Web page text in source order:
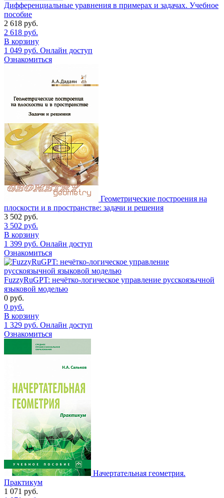
Дифференциальные уравнения в примерах и задачах. Учебное
пособие
2 618 руб.
2 618 руб.
В корзину
1 049 руб. Онлайн доступ
Ознакомиться
Геометрические построения на
плоскости и в пространстве: задачи и решения
3 502 руб.
3 502 руб.
В корзину
1 399 руб. Онлайн доступ
Ознакомиться
FuzzyRuGPT: нечётко-логическое управление русскоязычной
языковой моделью
0 руб.
0 руб.
В корзину
1 329 руб. Онлайн доступ
Ознакомиться
Начертательная геометрия.
Практикум
1 071 руб.